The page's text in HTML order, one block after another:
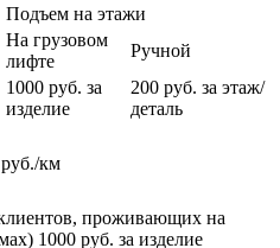
Подъем на этажи
На грузовом
лифте
Ручной
1000 руб. за
изделие
200 руб. за этаж/
деталь
руб./км
проживающих на
1000 руб. за изделие